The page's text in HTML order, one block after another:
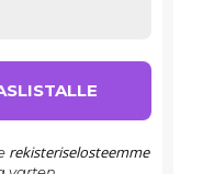
rekisteriselosteemme